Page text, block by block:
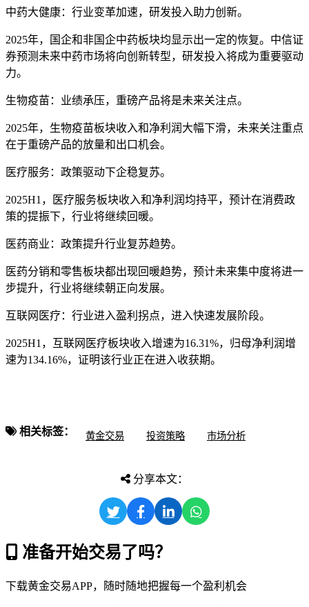
中药大健康：行业变革加速，研发投入助力创新。
2025年，国企和非国企中药板块均显示出一定的恢复。中信证
券预测未来中药市场将向创新转型，研发投入将成为重要驱动
力。
生物疫苗：业绩承压，重磅产品将是未来关注点。
2025年，生物疫苗板块收入和净利润大幅下滑，未来关注重点
在于重磅产品的放量和出口机会。
医疗服务：政策驱动下企稳复苏。
2025H1，医疗服务板块收入和净利润均持平，预计在消费政
策的提振下，行业将继续回暖。
医药商业：政策提升行业复苏趋势。
医药分销和零售板块都出现回暖趋势，预计未来集中度将进一
步提升，行业将继续朝正向发展。
互联网医疗：行业进入盈利拐点，进入快速发展阶段。
2025H1，互联网医疗板块收入增速为16.31%，归母净利润增
速为134.16%，证明该行业正在进入收获期。
相关标签： 黄金交易 投资策略 市场分析
分享本文：
准备开始交易了吗？
下载黄金交易APP，随时随地把握每一个盈利机会